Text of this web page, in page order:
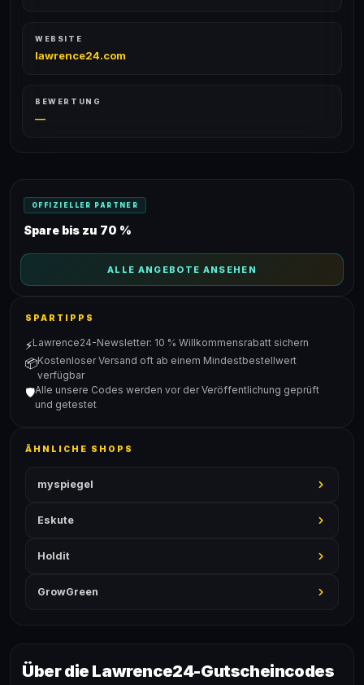
WEBSITE
lawrence24.com
BEWERTUNG
—
OFFIZIELLER PARTNER
Spare bis zu 70 %
ALLE ANGEBOTE ANSEHEN
SPARTIPPS
⚡Lawrence24-Newsletter: 10 % Willkommensrabatt sichern
📦Kostenloser Versand oft ab einem Mindestbestellwert
verfügbar
🛡️Alle unsere Codes werden vor der Veröffentlichung geprüft
und getestet
ÄHNLICHE SHOPS
myspiegel
Eskute
Holdit
GrowGreen
Über die Lawrence24-Gutscheincodes